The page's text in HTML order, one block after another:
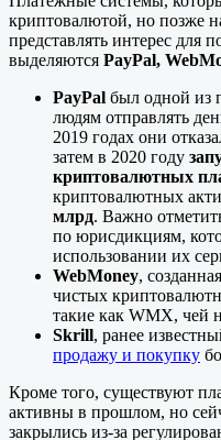
криптовалютой, но позже
представлять интерес для
выделяются PayPal,
PayPal был одной из
людям отправлять
2019 годах они
затем в 2020 году
криптовалютных
криптовалютных
млрд. Важно
по юрисдикциям,
использовании их
WebMoney,
чистых
такие как WMX, чей
Skrill, ранее
продажу и покупку
Кроме того, существуют
активны в прошлом, но
закрылись из-за